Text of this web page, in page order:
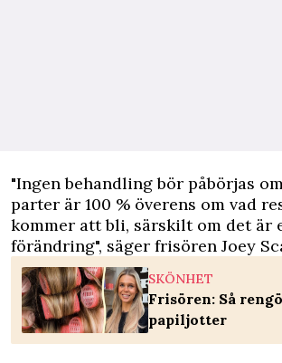
"Ingen behandling bör påbörjas
parter är 100 % överens om vad
kommer att bli, särskilt om det är
förändring", säger frisören Joey
SKÖNHET
Frisören: Så
papiljotter